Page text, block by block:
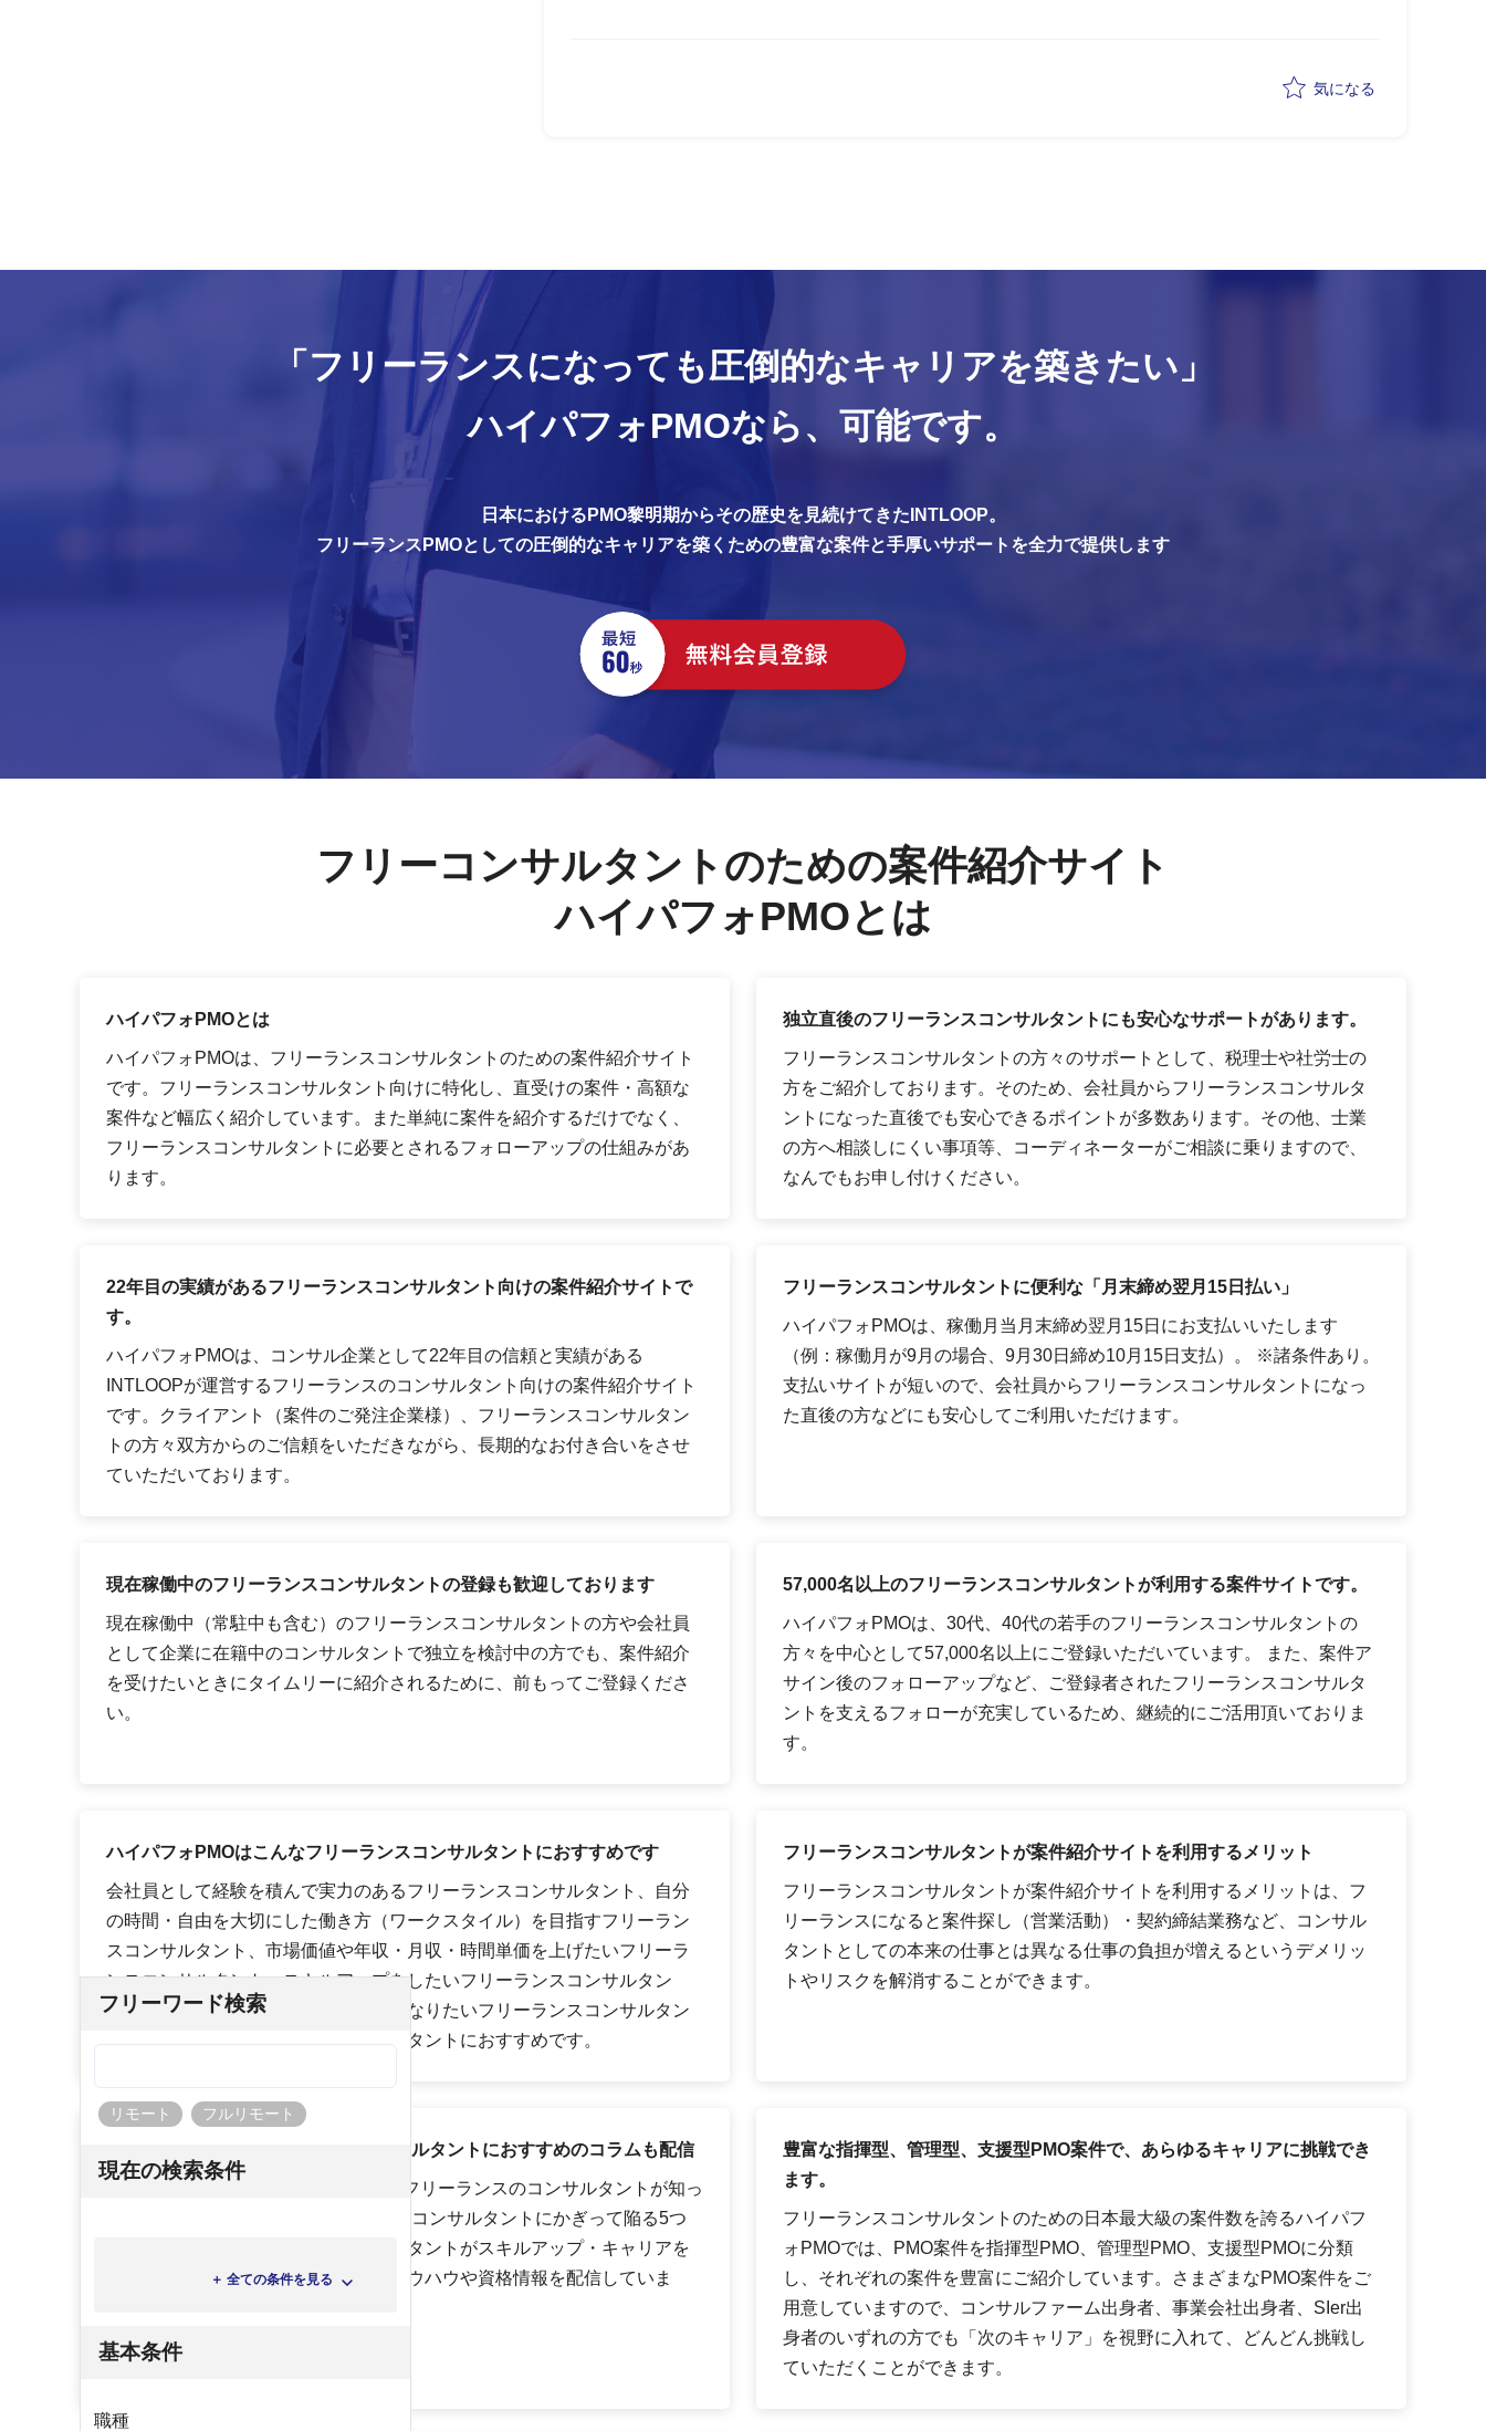
フリーワード検索
リモート フルリモート
現在の検索条件
＋ 全ての条件を見る
基本条件
職種
気になる
「フリーランスになっても圧倒的なキャリアを築きたい」
ハイパフォPMOなら、 可能です。
日本におけるPMO黎明期からその歴史を見続けてきたINTLOOP。
フリーランスPMOとしての圧倒的なキャリアを築くための豊富な案件と手厚いサポートを全力で提供します
フリーコンサルタントのための案件紹介サイト
ハイパフォPMOとは
ハイパフォPMOとは
ハイパフォPMOは、フリーランスコンサルタントのための案件紹介サイト
です。フリーランスコンサルタント向けに特化し、直受けの案件・高額な
案件など幅広く紹介しています。また単純に案件を紹介するだけでなく、
フリーランスコンサルタントに必要とされるフォローアップの仕組みがあ
ります。
独立直後のフリーランスコンサルタントにも安心なサポートがあります。
フリーランスコンサルタントの方々のサポートとして、税理士や社労士の
方をご紹介しております。そのため、会社員からフリーランスコンサルタ
ントになった直後でも安心できるポイントが多数あります。その他、士業
の方へ相談しにくい事項等、コーディネーターがご相談に乗りますので、
なんでもお申し付けください。
22年目の実績があるフリーランスコンサルタント向けの案件紹介サイトで
す。
ハイパフォPMOは、コンサル企業として22年目の信頼と実績がある
INTLOOPが運営するフリーランスのコンサルタント向けの案件紹介サイト
です。クライアント（案件のご発注企業様）、フリーランスコンサルタン
トの方々双方からのご信頼をいただきながら、長期的なお付き合いをさせ
ていただいております。
フリーランスコンサルタントに便利な「月末締め翌月15日払い」
ハイパフォPMOは、稼働月当月末締め翌月15日にお支払いいたします
（例：稼働月が9月の場合、9月30日締め10月15日支払）。 ※諸条件あり。
支払いサイトが短いので、会社員からフリーランスコンサルタントになっ
た直後の方などにも安心してご利用いただけます。
現在稼働中のフリーランスコンサルタントの登録も歓迎しております
現在稼働中（常駐中も含む）のフリーランスコンサルタントの方や会社員
として企業に在籍中のコンサルタントで独立を検討中の方でも、案件紹介
を受けたいときにタイムリーに紹介されるために、前もってご登録くださ
い。
57,000名以上のフリーランスコンサルタントが利用する案件サイトです。
ハイパフォPMOは、30代、40代の若手のフリーランスコンサルタントの
方々を中心として57,000名以上にご登録いただいています。 また、案件ア
サイン後のフォローアップなど、ご登録者されたフリーランスコンサルタ
ントを支えるフォローが充実しているため、継続的にご活用頂いておりま
す。
ハイパフォPMOはこんなフリーランスコンサルタントにおすすめです
会社員として経験を積んで実力のあるフリーランスコンサルタント、自分
の時間・自由を大切にした働き方（ワークスタイル）を目指すフリーラン
スコンサルタント、市場価値や年収・月収・時間単価を上げたいフリーラ
ンスコンサルタント、スキルアップをしたいフリーランスコンサルタン
ト、安定して案件に参画できるようになりたいフリーランスコンサルタン
トなど、様々なフリーランスコンサルタントにおすすめです。
フリーランスコンサルタントが案件紹介サイトを利用するメリット
フリーランスコンサルタントが案件紹介サイトを利用するメリットは、フ
リーランスになると案件探し（営業活動）・契約締結業務など、コンサル
タントとしての本来の仕事とは異なる仕事の負担が増えるというデメリッ
トやリスクを解消することができます。
ハイパフォPMOはフリーランスコンサルタントにおすすめのコラムも配信
ハイパフォPMOでは、「PMO特集 〜フリーランスのコンサルタントが知っ
ておくべきPMOの役割〜」や「優秀なコンサルタントにかぎって陥る5つ
のワナ」などのフリーランスコンサルタントがスキルアップ・キャリアを
ステップアップさせるために必要なノウハウや資格情報を配信していま
豊富な指揮型、管理型、支援型PMO案件で、あらゆるキャリアに挑戦でき
ます。
フリーランスコンサルタントのための日本最大級の案件数を誇るハイパフ
ォPMOでは、PMO案件を指揮型PMO、管理型PMO、支援型PMOに分類
し、それぞれの案件を豊富にご紹介しています。さまざまなPMO案件をご
用意していますので、コンサルファーム出身者、事業会社出身者、SIer出
身者のいずれの方でも「次のキャリア」を視野に入れて、どんどん挑戦し
ていただくことができます。